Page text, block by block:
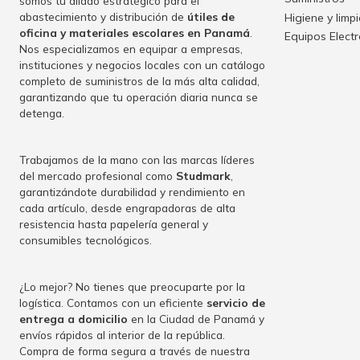
abastecimiento y distribución de útiles de
oficina y materiales escolares en Panamá
Nos especializamos en equipar a empresas,
instituciones y negocios locales con un catálogo
completo de suministros de la más alta calidad,
garantizando que tu operación diaria nunca se
detenga.
Trabajamos de la mano con las marcas líderes
del mercado profesional como Studmark
garantizándote durabilidad y rendimiento en
cada artículo, desde engrapadoras de alta
resistencia hasta papelería general y
consumibles tecnológicos.
¿Lo mejor? No tienes que preocuparte por la
logística. Contamos con un eficiente servicio de
entrega a domicilio en la Ciudad de Panamá y
envíos rápidos al interior de la república.
Compra de forma segura a través de nuestra
Higiene y
Equipos